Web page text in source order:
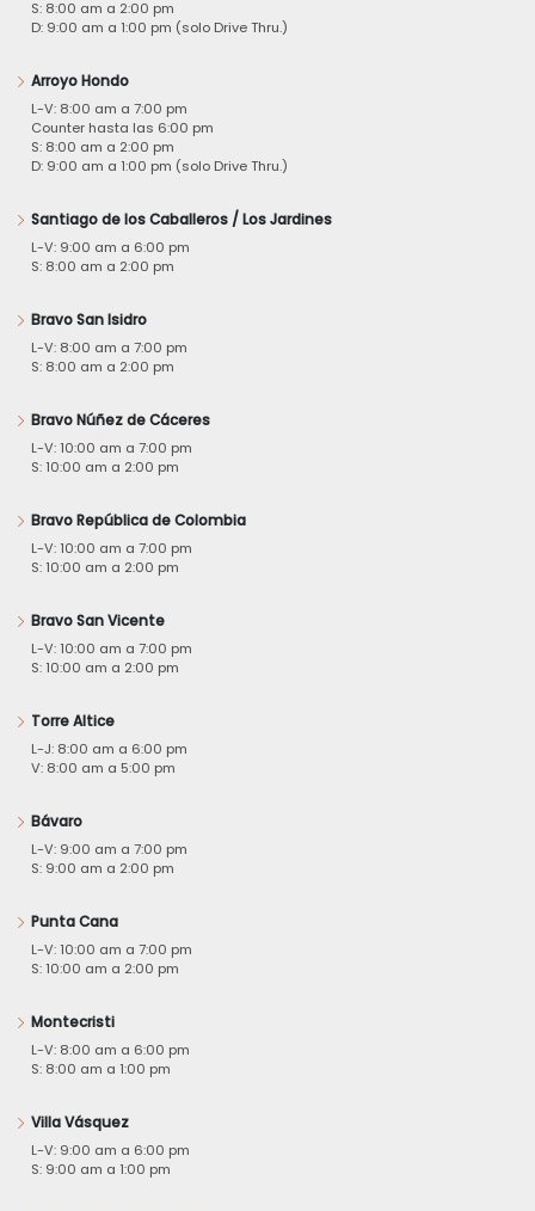
S: 8:00 am a 2:00 pm
D: 9:00 am a 1:00 pm (solo Drive Thru.)
Arroyo Hondo
L-V: 8:00 am a 7:00 pm
Counter hasta las 6:00 pm
S: 8:00 am a 2:00 pm
D: 9:00 am a 1:00 pm (solo Drive Thru.)
Santiago de los Caballeros / Los Jardines
L-V: 9:00 am a 6:00 pm
S: 8:00 am a 2:00 pm
Bravo San Isidro
L-V: 8:00 am a 7:00 pm
S: 8:00 am a 2:00 pm
Bravo Núñez de Cáceres
L-V: 10:00 am a 7:00 pm
S: 10:00 am a 2:00 pm
Bravo República de Colombia
L-V: 10:00 am a 7:00 pm
S: 10:00 am a 2:00 pm
Bravo San Vicente
L-V: 10:00 am a 7:00 pm
S: 10:00 am a 2:00 pm
Torre Altice
L-J: 8:00 am a 6:00 pm
V: 8:00 am a 5:00 pm
Bávaro
L-V: 9:00 am a 7:00 pm
S: 9:00 am a 2:00 pm
Punta Cana
L-V: 10:00 am a 7:00 pm
S: 10:00 am a 2:00 pm
Montecristi
L-V: 8:00 am a 6:00 pm
S: 8:00 am a 1:00 pm
Villa Vásquez
L-V: 9:00 am a 6:00 pm
S: 9:00 am a 1:00 pm